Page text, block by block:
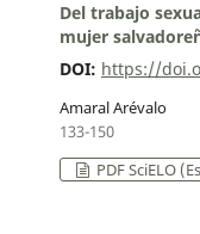
Del trabajo
mujer
DOI: https://
Amaral Arévalo
133-150
PDF SciELO